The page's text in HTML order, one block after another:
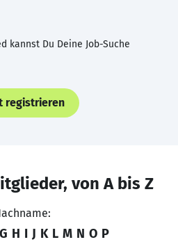
kannst Du Deine Job-Suche
registrieren
von A bis Z
G H I J K L M N O P